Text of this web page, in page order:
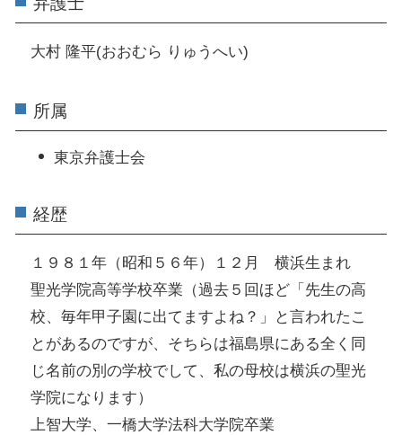
大村 隆平(おおむら りゅうへい)
所属
東京弁護士会
経歴
１９８１年（昭和５６年）１２月 横浜生まれ
聖光学院高等学校卒業（過去５回ほど「先生の高
校、毎年甲子園に出てますよね？」と言われたこ
とがあるのですが、そちらは福島県にある全く同
じ名前の別の学校でして、私の母校は横浜の聖光
学院になります）
上智大学、一橋大学法科大学院卒業